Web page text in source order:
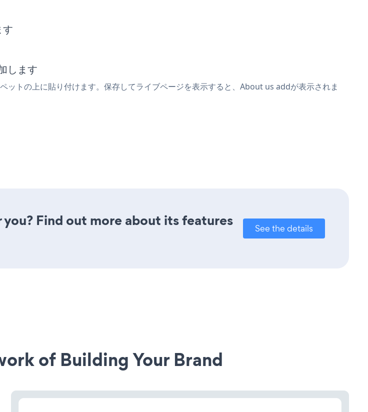
します
トの上に貼り付けます。保存してライブページを表示すると、About us addが表示されま
Find out more about its features
See the details
of Building Your Brand